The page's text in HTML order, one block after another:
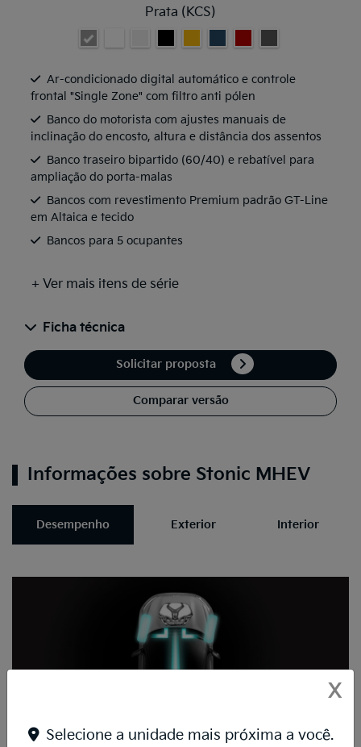
Prata (KCS)
Ar-condicionado digital automático e controle
frontal "Single Zone" com filtro anti pólen
Banco do motorista com ajustes manuais de
inclinação do encosto, altura e distância dos assentos
Banco traseiro bipartido (60/40) e rebatível para
ampliação do porta-malas
Bancos com revestimento Premium padrão GT-Line
em Altaica e tecido
Bancos para 5 ocupantes
+ Ver mais itens de série
Ficha técnica
Solicitar proposta
Comparar versão
Informações sobre Stonic MHEV
Desempenho Exterior Interior
X
Selecione a unidade mais próxima a você.